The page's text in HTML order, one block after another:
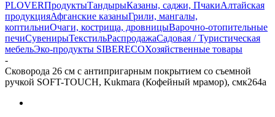
PLOVERПродуктыТандырыКазаны, саджи, ПчакиАлтайская
продукцияАфганские казаныГрили, мангалы,
коптильниОчаги, кострища, дровницыВарочно-отопительные
печиСувенирыТекстильРаспродажаСадовая / Туристическая
мебельЭко-продукты SIBERECOХозяйственные товары
-
Сковорода 26 см с антипригарным покрытием со съемной
ручкой SOFT-TOUCH, Kukmara (Кофейный мрамор), смк264а